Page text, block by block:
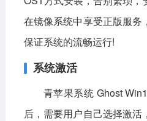
影音播放 系统工具
主题美化
教育学习
生活实用
在镜像系统中享受正版服务
保证系统的流畅运行!
系统激活
青苹果系统 Ghost
后，需要用户自己选择激